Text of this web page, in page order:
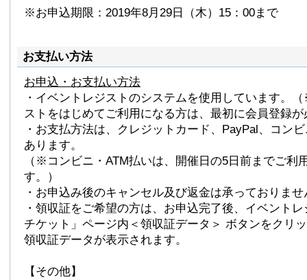
※お申込期限：2019年8月29日（木）15：00まで
お支払い方法
お申込・お支払い方法
・イベントレジストのシステムを使用しています。
ストをはじめてご利用になる方は、最初に会員登録
・お支払方法は、クレジットカード、PayPal、コン
あります。
（※コンビニ・ATM払いは、開催日の5日前までご利
す。）
・お申込み後のキャンセル及び返金は承っておりませ
・領収証をご希望の方は、お申込完了後、イベント
チケット」ページ内＜領収証データ＞ ボタンをクリ
領収証データが表示されます。
【その他】